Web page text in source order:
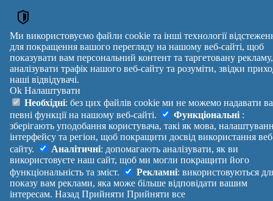
пров. Центральний
вул. Центральна
вул. Шевченка
пров. Шкільний
пров. Шевченка
Вулиця
№ будинків
Індекс
reklama
Правила
Допомога
Платні
послуги
Політика
конфіденційності
Маніфест
Про проект
Зворотній
зв'язок
Україна
Увійти|
Вихід
Ми використовуємо файли cookie та інші технології
для покращення вашого перегляду на нашому веб-сайті, щоб
показувати вам персональний контент та таргетовану рекламу,
аналізувати трафік нашого веб-сайту та розуміти, звідки
наші відвідувачі.
Ok Налаштувати
Необхідні: без цих файлів cookie ми не можемо надавати
певні функції на нашому веб-сайті.
Функціональні :
зберігають уподобання користувача, такі як мова,
інтерфейсу та регіон, щоб покращити досвід використання
сайту.
Аналітичні: допомагають аналізувати, як ви
використовуєте наш сайт, щоб ми могли покращити його
функціональність та зміст.
Рекламні: використовуються
показу вам реклами, яка може більше відповідати вашим
інтересам. Назад Прийняти Прийняти все